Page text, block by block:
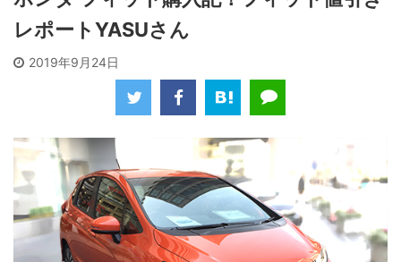
レポートYASUさん
2019年9月24日